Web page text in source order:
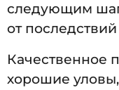
следующим
от
Качественное
хорошие